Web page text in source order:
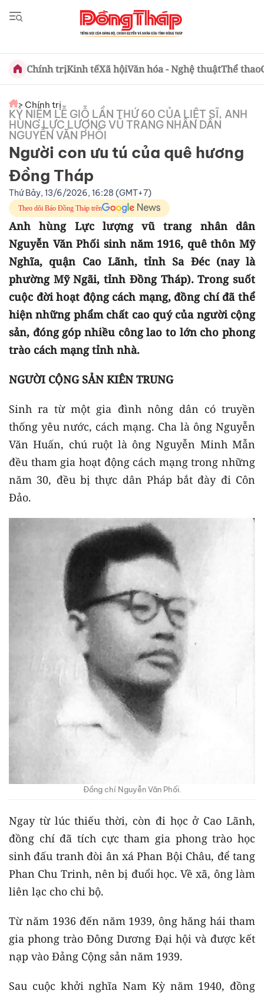
Chính trịKinh tếXã hộiVăn hóa - Nghệ thuậtThể thao
> Chính trị
KỶ NIỆM LỄ GIỖ LẦN THỨ 60 CỦA LIỆT SĨ, ANH
HÙNG LỰC LƯỢNG VŨ TRANG NHÂN DÂN
NGUYỄN VĂN PHỐI
Người con ưu tú của quê hương
Đồng Tháp
Thứ Bảy, 13/6/2026, 16:28 (GMT+7)
Theo dõi Báo Đồng Tháp trên
Anh hùng Lực lượng vũ trang nhân dân
Nguyễn Văn Phối sinh năm 1916, quê thôn Mỹ
Nghĩa, quận Cao Lãnh, tỉnh Sa Đéc (nay là
phường Mỹ Ngãi, tỉnh Đồng Tháp). Trong suốt
cuộc đời hoạt động cách mạng, đồng chí đã thể
hiện những phẩm chất cao quý của người cộng
sản, đóng góp nhiều công lao to lớn cho phong
trào cách mạng tỉnh nhà.
NGƯỜI CỘNG SẢN KIÊN TRUNG
Sinh ra từ một gia đình nông dân có truyền
thống yêu nước, cách mạng. Cha là ông Nguyễn
Văn Huấn, chú ruột là ông Nguyễn Minh Mẫn
đều tham gia hoạt động cách mạng trong những
năm 30, đều bị thực dân Pháp bắt đày đi Côn
Đảo.
Đồng chí Nguyễn Văn Phối.
Ngay từ lúc thiếu thời, còn đi học ở Cao Lãnh,
đồng chí đã tích cực tham gia phong trào học
sinh đấu tranh đòi ân xá Phan Bội Châu, để tang
Phan Chu Trinh, nên bị đuổi học. Về xã, ông làm
liên lạc cho chi bộ.
Từ năm 1936 đến năm 1939, ông hăng hái tham
gia phong trào Đông Dương Đại hội và được kết
nạp vào Đảng Cộng sản năm 1939.
Sau cuộc khởi nghĩa Nam Kỳ năm 1940, đồng